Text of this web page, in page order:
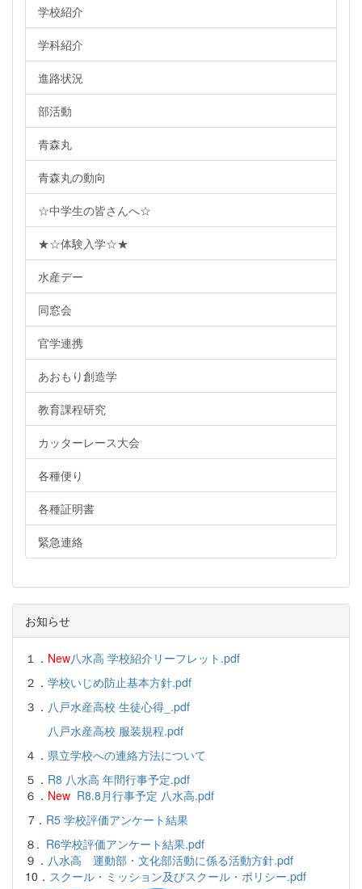
学校紹介
学科紹介
進路状況
部活動
青森丸
青森丸の動向
☆中学生の皆さんへ☆
★☆体験入学☆★
水産デー
同窓会
官学連携
あおもり創造学
教育課程研究
カッターレース大会
各種便り
各種証明書
緊急連絡
お知らせ
１． New八水高 学校紹介リーフレット.pdf
２． 学校いじめ防止基本方針.pdf
３． 八戸水産高校 生徒心得_.pdf
八戸水産高校 服装規程.pdf
４． 県立学校への連絡方法について
５． R8 八水高 年間行事予定.pdf
６． New R8.8月行事予定 八水高.pdf
7． R5 学校評価アンケート結果
８. R6学校評価アンケート結果.pdf
９． 八水高 運動部・文化部活動に係る活動方針.pdf
10． スクール・ミッション及びスクール・ポリシー.pdf